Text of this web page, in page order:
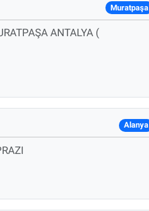
Muratpaşa
ANTALYA (
Alanya